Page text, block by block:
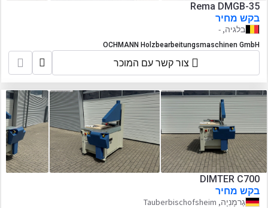
Rema DMGB-35
בקש מחיר
בלגיה, -
OCHMANN Holzbearbeitungsmaschinen GmbH
צור קשר עם המוכר
DIMTER C700
בקש מחיר
גֶרמָנִיָה, Tauberbischofsheim